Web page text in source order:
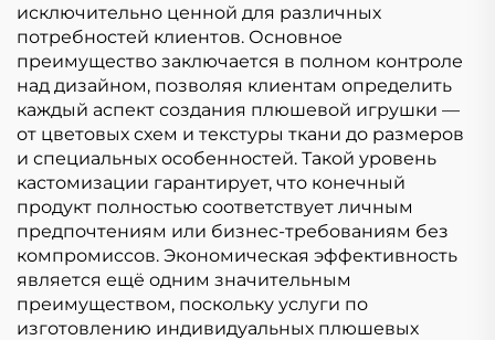
исключительно ценной для различных
потребностей клиентов. Основное
преимущество заключается в полном контроле
над дизайном, позволяя клиентам определить
каждый аспект создания плюшевой игрушки —
от цветовых схем и текстуры ткани до размеров
и специальных особенностей. Такой уровень
кастомизации гарантирует, что конечный
продукт полностью соответствует личным
предпочтениям или бизнес-требованиям без
компромиссов. Экономическая эффективность
является ещё одним значительным
преимуществом, поскольку услуги по
изготовлению индивидуальных плюшевых